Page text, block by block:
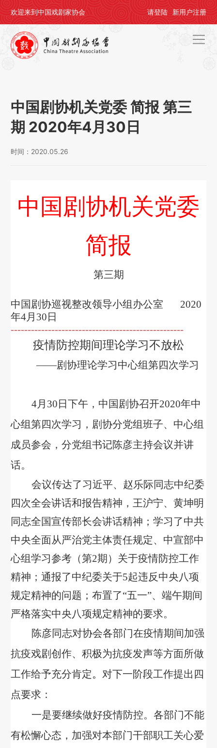
欢迎来到中国戏剧家协会 请登陆 新用户注册
首页
剧协公告
戏剧活动
会员中心
人才培养
大事记
中国剧协机关党委 简报 第三
期 2020年4月30日
时间：2020.05.26
中国剧协机关党委
简报
第三期
中国剧协巡视整改领导小组办公室
2020
年4月 30 日
---------------------------------------------------
疫情防控期间理论学习不放松
——剧协理论学习中心组第四次学习
4月 30 日下午，中国剧协召开2020年中
心组第四次学习，剧协分党组班子、中心组
成员参会，分党组书记陈彦主持会议并讲
话。
会议传达了习近平、赵乐际同志中纪委
四次全会讲话和报告精神，王沪宁、黄坤明
同志全国宣传部长会讲话精神；学习了中共
中央全面从严治党主体责任规定、中宣部中
心组学习参考（第2期）关于疫情防控工作
精神；通报了中纪委关于5起违反中央八项
规定精神的问题；布置了“五一”、端午期间
严格落实中央八项规定精神的要求。
陈彦同志对协会各部门在疫情期间加强
抗疫戏剧创作、积极为抗疫发声等方面所做
工作给予充分肯定。对下一阶段工作提出四
点要求：
一是要继续做好疫情防控。各部门不能
有松懈心态，加强对本部门干部职工关心爱